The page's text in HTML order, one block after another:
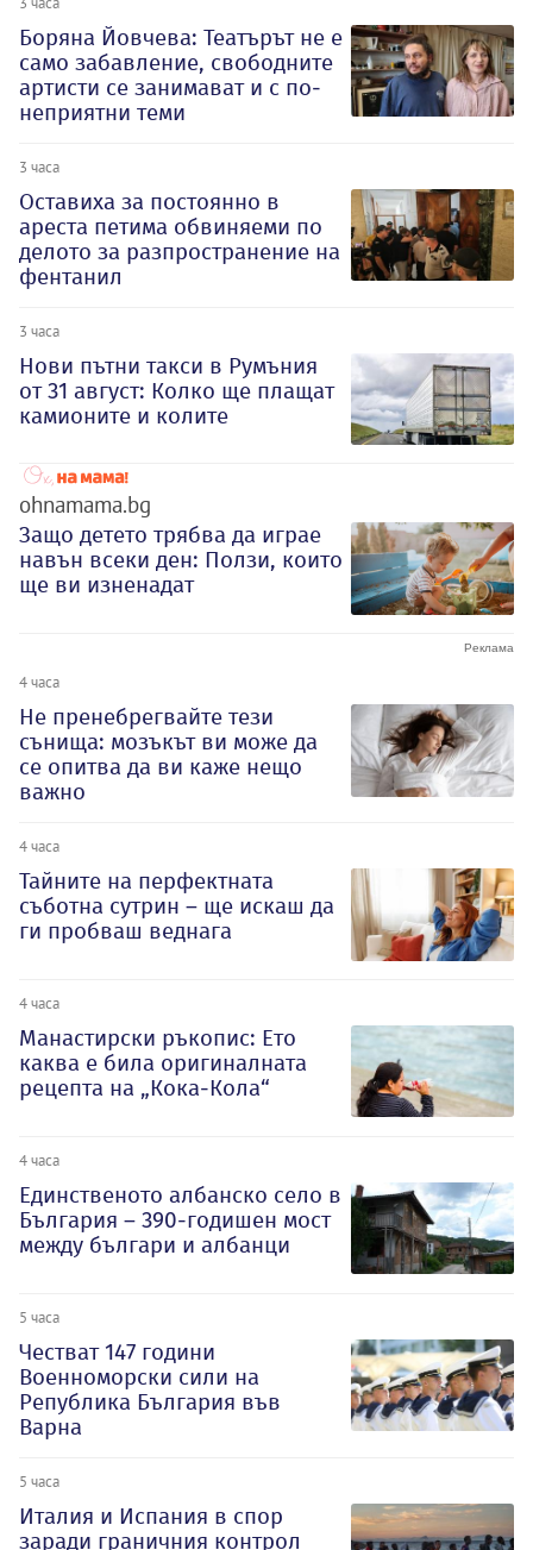
Боряна Йовчева: Театърът не е
само забавление, свободните
артисти се занимават и с по-
неприятни теми
3 часа
Оставиха за постоянно в
ареста петима обвиняеми по
делото за разпространение на
фентанил
3 часа
Нови пътни такси в Румъния
от 31 август: Колко ще плащат
камионите и колите
ohnamama.bg
Защо детето трябва да играе
навън всеки ден: Ползи, които
ще ви изненадат
4 часа
Не пренебрегвайте тези
сънища: мозъкът ви може да
се опитва да ви каже нещо
важно
4 часа
Тайните на перфектната
съботна сутрин – ще искаш да
ги пробваш веднага
4 часа
Манастирски ръкопис: Ето
каква е била оригиналната
рецепта на „Кока-Кола“
4 часа
Единственото албанско село в
България – 390-годишен мост
между българи и албанци
5 часа
Честват 147 години
Военноморски сили на
Република България във
Варна
5 часа
Италия и Испания в спор
заради граничния контрол